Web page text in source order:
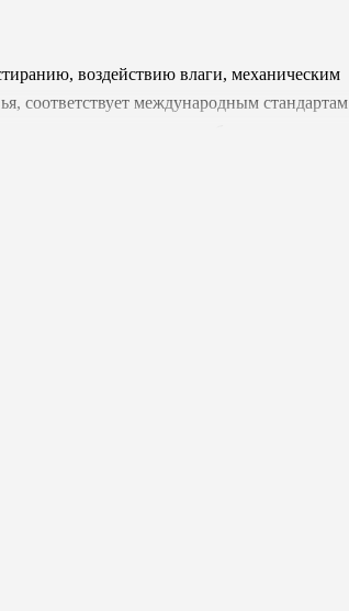
воздействию влаги, механическим
соответствует международным стандартам